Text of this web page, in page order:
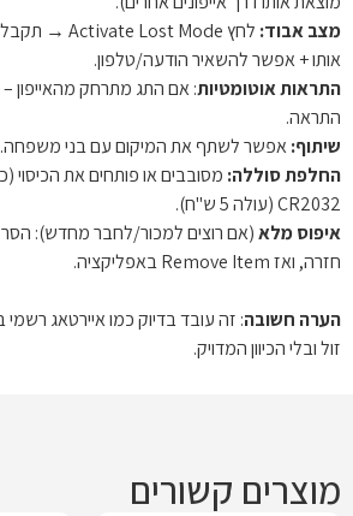
מצב אבוד:
אותו + אפשר להשאיר הודעה/טלפון.
התראות אוטומטיות
התראה.
שיתוף: אפשר לשתף את המיקום עם בני משפחה.
החלפת סוללה:
CR2032 (עולה 5 ש"ח).
איפוס מלא
הערה חשובה
זול ובלי הכיוון המדויק.
מוצרים קשורים